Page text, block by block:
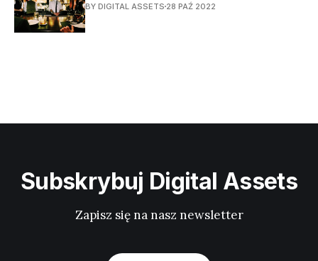
BY DIGITAL ASSETS 28 PAŹ 2022
Subskrybuj Digital Assets
Zapisz się na nasz newsletter